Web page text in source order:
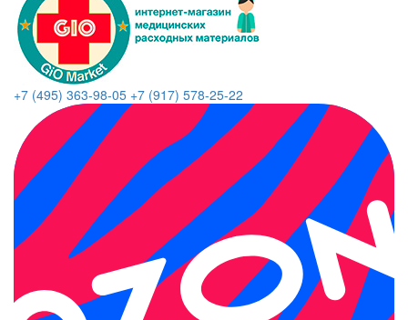
+7 (495) 363-98-05 +7 (917) 578-25-22